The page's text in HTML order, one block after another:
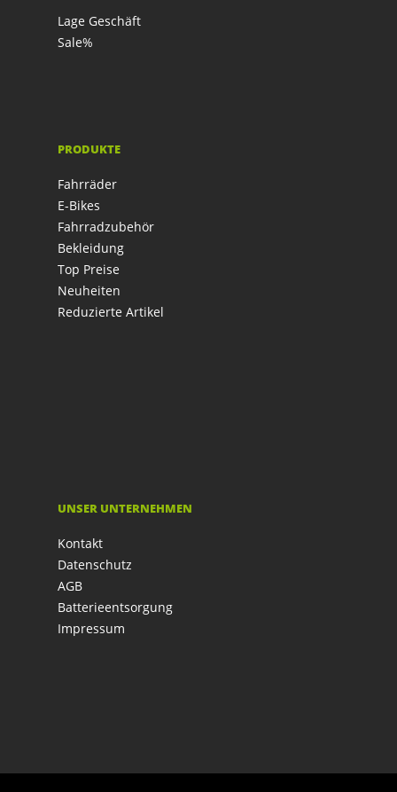
Lage Geschäft
Sale%
PRODUKTE
Fahrräder
E-Bikes
Fahrradzubehör
Bekleidung
Top Preise
Neuheiten
Reduzierte Artikel
UNSER UNTERNEHMEN
Kontakt
Datenschutz
AGB
Batterieentsorgung
Impressum